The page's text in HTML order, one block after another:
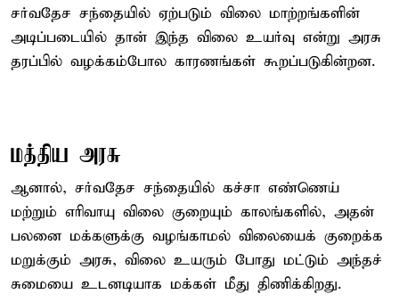
சர்வதேச சந்தையில் ஏற்படும் விலை மாற்றங்களின்
அடிப்படையில் தான் இந்த விலை உயர்வு என்று அரசு
தரப்பில் வழக்கம்போல காரணங்கள் கூறப்படுகின்றன.
மத்திய அரசு
ஆனால், சர்வதேச சந்தையில் கச்சா எண்ணெய்
மற்றும் எரிவாயு விலை குறையும் காலங்களில், அதன்
பலனை மக்களுக்கு வழங்காமல் விலையைக் குறைக்க
மறுக்கும் அரசு, விலை உயரும் போது மட்டும் அந்தச்
சுமையை உடனடியாக மக்கள் மீது திணிக்கிறது.